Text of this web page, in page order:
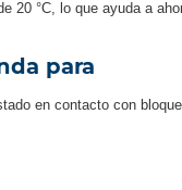
20 °C, lo que ayuda a
para
en contacto con